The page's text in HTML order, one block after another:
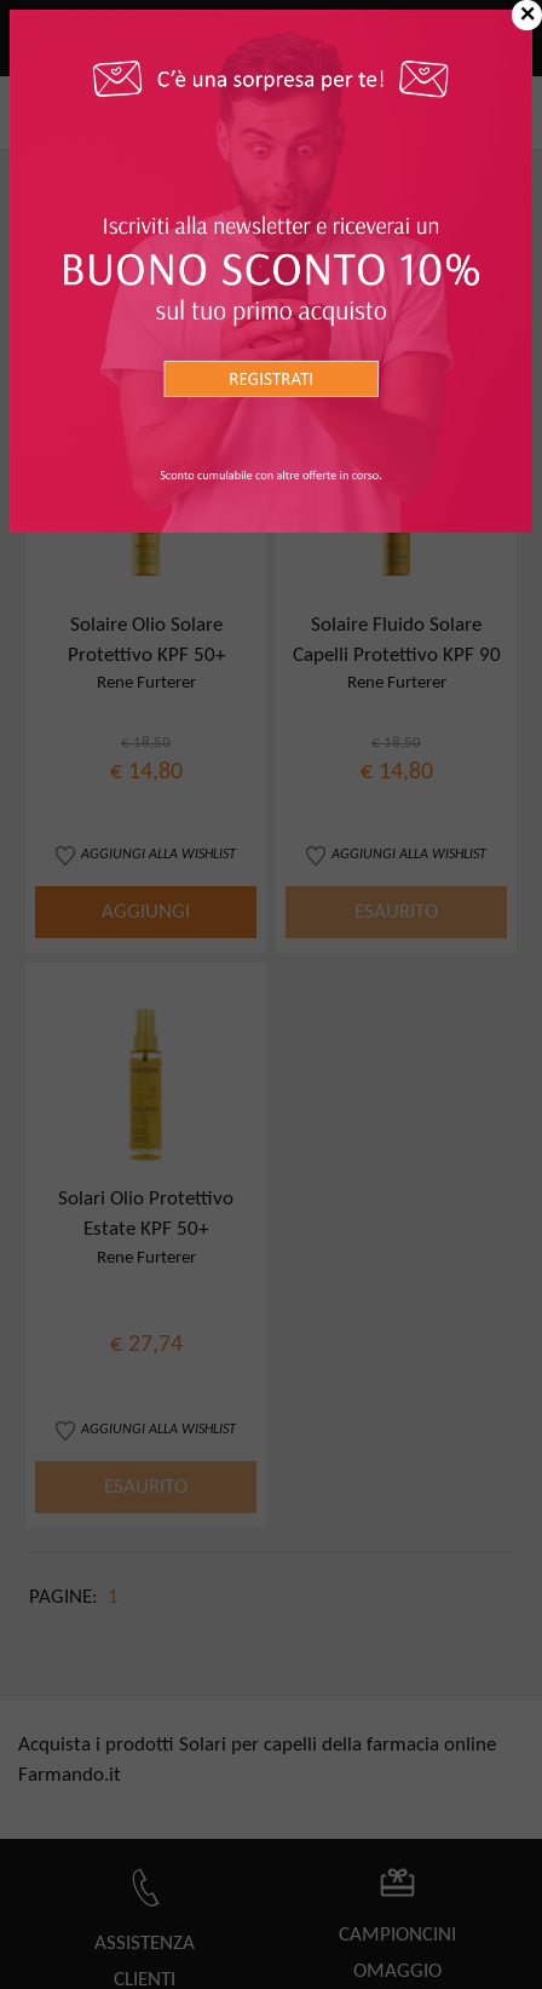
FILTRO
SOLARI PER CAPELLI
I PIÙ RICHIESTI
20%
Solaire Olio Solare
Protettivo KPF 50+
Rene Furterer
€ 18,50
€ 14,80
AGGIUNGI ALLA WISHLIST
AGGIUNGI
Solaire Fluido Solare
Capelli Protettivo KPF 90
Rene Furterer
€ 18,50
€ 14,80
AGGIUNGI ALLA WISHLIST
ESAURITO
Solari Olio Protettivo
Estate KPF 50+
Rene Furterer
€ 27,74
AGGIUNGI ALLA WISHLIST
ESAURITO
PAGINE: 1
Acquista i prodotti Solari per capelli della farmacia online
Farmando.it
ASSISTENZA
CLIENTI
CAMPIONCINI
OMAGGIO
×